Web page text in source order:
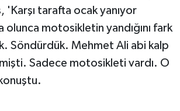
'Karşı tarafta ocak yanıyor
olunca motosikletin yandığını fark
Söndürdük. Mehmet Ali abi kalp
Sadece motosikleti vardı. O